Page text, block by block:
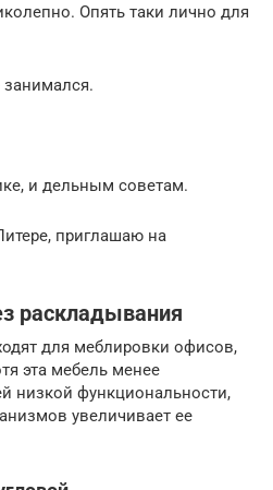
Опять таки лично для
и дельным советам.
приглашаю на
раскладывания
для меблировки офисов,
эта мебель менее
низкой функциональности,
увеличивает ее